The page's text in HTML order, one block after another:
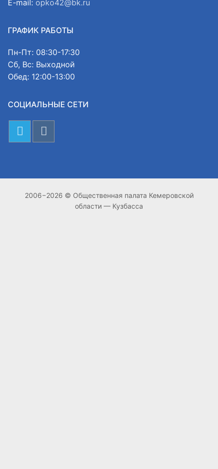
E-mail: opko42@bk.ru
ГРАФИК РАБОТЫ
Пн-Пт: 08:30-17:30
Сб, Вс: Выходной
Обед: 12:00-13:00
СОЦИАЛЬНЫЕ СЕТИ
2006−2026 © Общественная палата Кемеровской
области — Кузбасса